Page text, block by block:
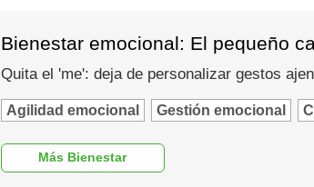
Bienestar emocional: El pequeño
Quita el 'me': deja de personalizar gestos
Agilidad emocional Gestión emocional
Más Bienestar